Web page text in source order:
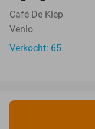
Café De Klep
Venlo
Verkocht: 65